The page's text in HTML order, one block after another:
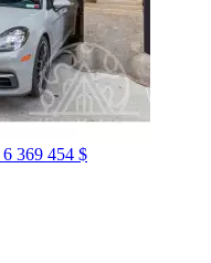
6 369 454 $